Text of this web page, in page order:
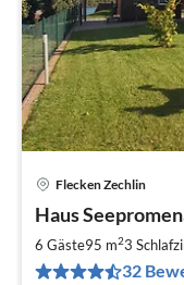
Flecken Zechlin
Haus
6 Gäste95 m23
32